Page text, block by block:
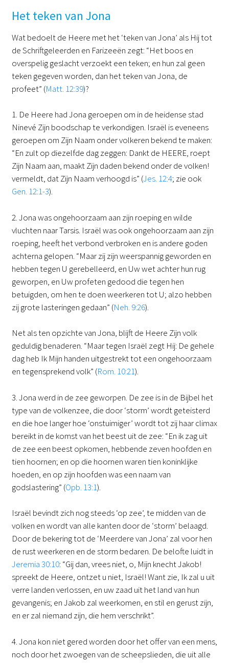
Het teken van Jona
Wat bedoelt de Heere met het ‘teken van Jona’ als Hij tot
de Schriftgeleerden en Farizeeën zegt: “Het boos en
overspelig geslacht verzoekt een teken; en hun zal geen
teken gegeven worden, dan het teken van Jona, de
profeet” (Matt. 12:39)?
1. De Heere had Jona geroepen om in de heidense stad
Ninevé Zijn boodschap te verkondigen. Israël is eveneens
geroepen om Zijn Naam onder volkeren bekend te maken:
“En zult op diezelfde dag zeggen: Dankt de HEERE, roept
Zijn Naam aan, maakt Zijn daden bekend onder de volken!
vermeldt, dat Zijn Naam verhoogd is” (Jes. 12:4; zie ook
Gen. 12:1-3).
2. Jona was ongehoorzaam aan zijn roeping en wilde
vluchten naar Tarsis. Israël was ook ongehoorzaam aan zijn
roeping, heeft het verbond verbroken en is andere goden
achterna gelopen. “Maar zij zijn weerspannig geworden en
hebben tegen U gerebelleerd, en Uw wet achter hun rug
geworpen, en Uw profeten gedood die tegen hen
betuigden, om hen te doen weerkeren tot U; alzo hebben
zij grote lasteringen gedaan” (Neh. 9:26).
Net als ten opzichte van Jona, blijft de Heere Zijn volk
geduldig benaderen. “Maar tegen Israël zegt Hij: De gehele
dag heb Ik Mijn handen uitgestrekt tot een ongehoorzaam
en tegensprekend volk” (Rom. 10:21).
3. Jona werd in de zee geworpen. De zee is in de Bijbel het
type van de volkenzee, die door ‘storm’ wordt geteisterd
en die hoe langer hoe ‘onstuimiger’ wordt tot zij haar climax
bereikt in de komst van het beest uit de zee: “En ik zag uit
de zee een beest opkomen, hebbende zeven hoofden en
tien hoornen; en op die hoornen waren tien koninklijke
hoeden, en op zijn hoofden was een naam van
godslastering” (Opb. 13:1).
Israël bevindt zich nog steeds ‘op zee’, te midden van de
volken en wordt van alle kanten door de ‘storm’ belaagd.
Door de bekering tot de ‘Meerdere van Jona’ zal voor hen
de rust weerkeren en de storm bedaren. De belofte luidt in
Jeremia 30:10: “Gij dan, vrees niet, o, Mijn knecht Jakob!
spreekt de Heere, ontzet u niet, Israël! Want zie, Ik zal u uit
verre landen verlossen, en uw zaad uit het land van hun
gevangenis; en Jakob zal weerkomen, en stil en gerust zijn,
en er zal niemand zijn, die hem verschrikt”.
4. Jona kon niet gered worden door het offer van een mens,
noch door het zwoegen van de scheepslieden, die uit alle